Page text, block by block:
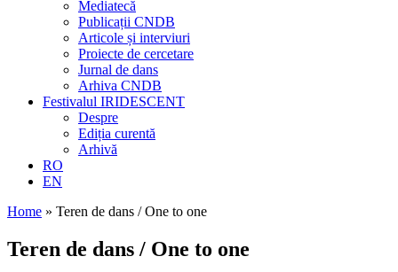
Mediatecă
Publicații CNDB
Articole și interviuri
Proiecte de cercetare
Jurnal de dans
Arhiva CNDB
Festivalul IRIDESCENT
Despre
Ediția curentă
Arhivă
RO
EN
Home » Teren de dans / One to one
Teren de dans / One to one